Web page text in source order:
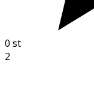
0 st
2